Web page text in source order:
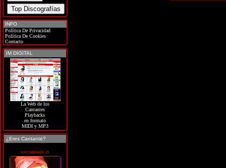
INFO
Política De Privacidad
Política De Cookies
Contacto
IM DIGITAL
La Web de los
Cantantes
Playbacks
en formato
MIDI y MP3
¿Eres Cantante?
soycantante.es